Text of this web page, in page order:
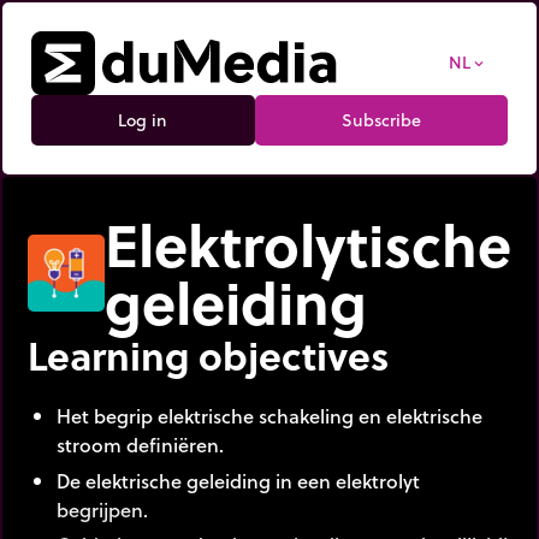
NL expand_more
Log in Subscribe
Elektrolytische
geleiding
Learning objectives
Het begrip elektrische schakeling en elektrische
stroom definiëren.
De elektrische geleiding in een elektrolyt
begrijpen.